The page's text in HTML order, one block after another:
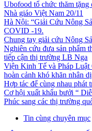
Ubofood tổ chức thăm tặng
Nhà giáo Việt Nam 20/11
Hà Nội: “Giải Cứu Nông
COVID -19.
Chung tay giải cứu Nông
Nghiên cứu đưa sản phẩm
tiếp cận thị trường LB Nga
Viện Kinh Tế và Pháp Luật
hoàn cảnh khó khăn nhân
Hợp tác để cùng nhau phát
Cơ hội xuất khẩu bưởi “
Phúc sang các thị trường
Tin cùng chuyên mục